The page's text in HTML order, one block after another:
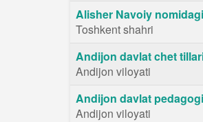
Alisher Navoiy
Toshkent shahri
Andijon davlat chet
Andijon viloyati
Andijon davlat
Andijon viloyati